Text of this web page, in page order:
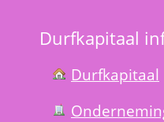
Durfkapitaal
Durfkapitaal